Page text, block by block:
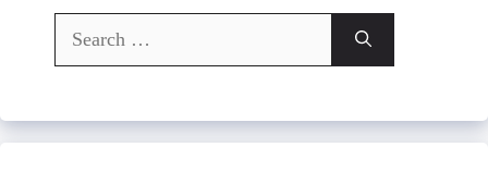
Search
for: